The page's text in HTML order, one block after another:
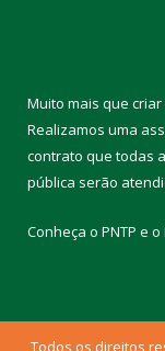
Muito mais que criar
Realizamos uma
contrato que todas
pública serão
Conheça o PNTP e o